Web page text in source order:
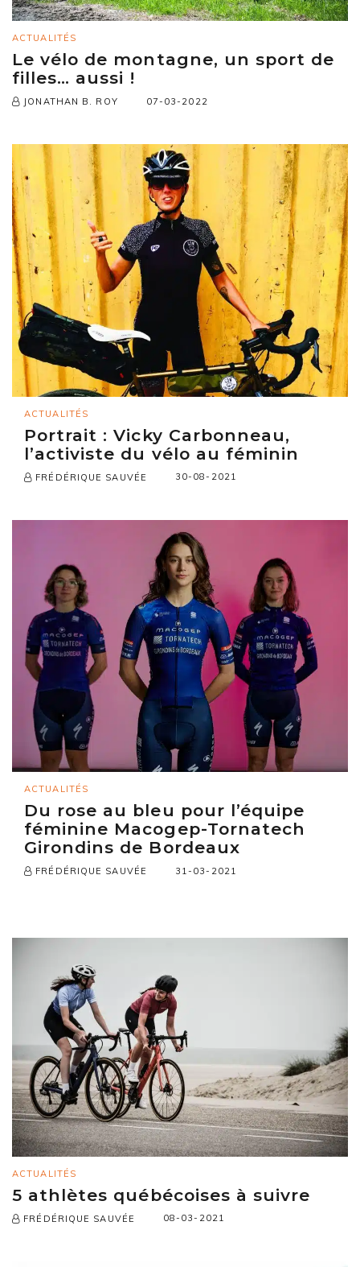
ACTUALITÉS
Le vélo de montagne, un sport de
filles… aussi !
JONATHAN B. ROY 07-03-2022
ACTUALITÉS
Portrait : Vicky Carbonneau,
l’activiste du vélo au féminin
FRÉDÉRIQUE SAUVÉE 30-08-2021
ACTUALITÉS
Du rose au bleu pour l’équipe
féminine Macogep-Tornatech
Girondins de Bordeaux
FRÉDÉRIQUE SAUVÉE 31-03-2021
ACTUALITÉS
5 athlètes québécoises à suivre
FRÉDÉRIQUE SAUVÉE 08-03-2021